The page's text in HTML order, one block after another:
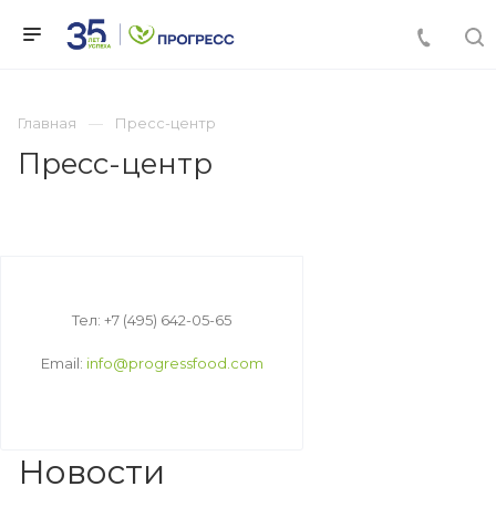
Главная Пресс-центр
Пресс-центр
Тел: +7 (495) 642-05-65
Email: info@progressfood.com
Новости